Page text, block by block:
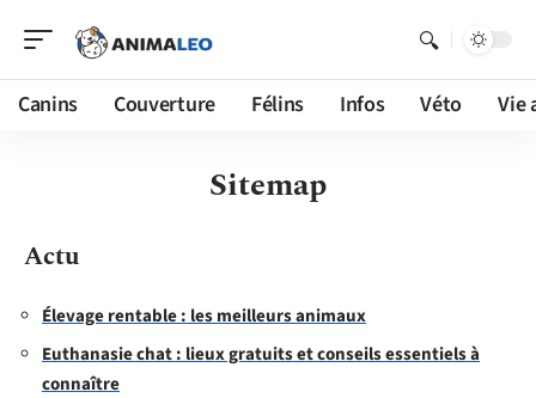
Canins Couverture Félins Infos Véto Vie
Sitemap
Actu
Élevage rentable : les meilleurs animaux
Euthanasie chat : lieux gratuits et conseils essentiels à
connaître